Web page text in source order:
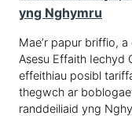
yng Nghymru
Mae’r papur briffio,
Asesu Effaith Iechyd
effeithiau posibl
thegwch ar
randdeiliaid yng